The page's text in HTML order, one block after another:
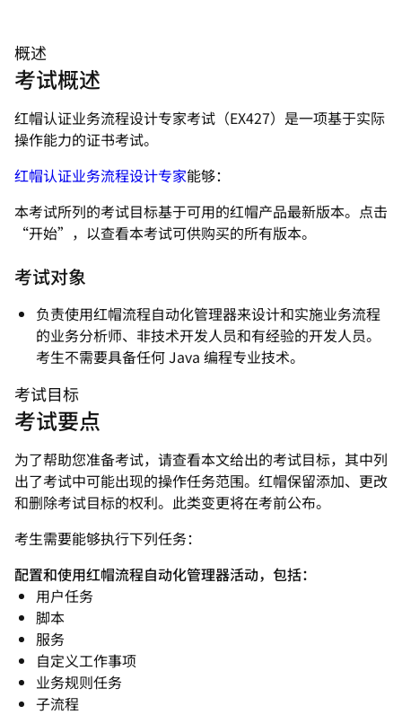
概述
考试概述
红帽认证业务流程设计专家考试（EX427）是一项基于实际
操作能力的证书考试。
红帽认证业务流程设计专家能够：
本考试所列的考试目标基于可用的红帽产品最新版本。点击
“开始”，以查看本考试可供购买的所有版本。
考试对象
负责使用红帽流程自动化管理器来设计和实施业务流程
的业务分析师、非技术开发人员和有经验的开发人员。
考生不需要具备任何 Java 编程专业技术。
考试目标
考试要点
为了帮助您准备考试，请查看本文给出的考试目标，其中列
出了考试中可能出现的操作任务范围。红帽保留添加、更改
和删除考试目标的权利。此类变更将在考前公布。
考生需要能够执行下列任务：
配置和使用红帽流程自动化管理器活动，包括：
用户任务
脚本
服务
自定义工作事项
业务规则任务
子流程